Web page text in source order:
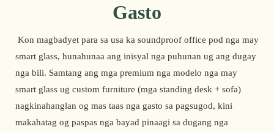
Gasto
smart glass, hunahunaa ang inisyal nga puhunan ug ang dugay
nga bili. Samtang ang mga premium nga modelo nga may
smart glass ug custom furniture (mga standing desk + sofa)
nagkinahanglan og mas taas nga gasto sa pagsugod, kini
makahatag og paspas nga bayad pinaagi sa dugang nga